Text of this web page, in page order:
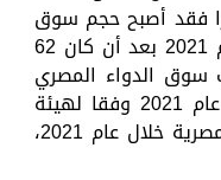
فقد أصبح حجم سوق
الدواء المصري 149 مليار جنيه عام 2021 بعد أن كان 62
وتغير ترتيب سوق الدواء المصري
عالميا من 47 عام 2015 إلى 29 عام 2021 وفقا لهيئة
الدواء، فيما بلغ حجم الصادرات المصرية خلال عام 2021،